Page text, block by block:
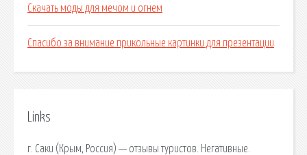
Скачать моды для мечом и огнем
Спасибо за внимание прикольные картинки для презентации
Links
г. Саки (Крым, Россия) — отзывы туристов. Негативные.